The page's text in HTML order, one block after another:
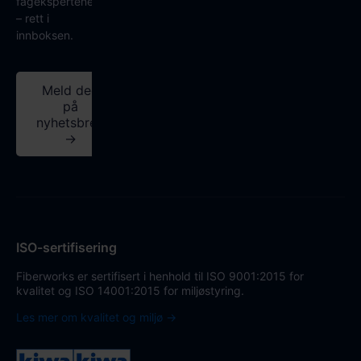
– rett i
innboksen.
Meld deg
på
nyhetsbrev
→
ISO-sertifisering
Fiberworks er sertifisert i henhold til ISO 9001:2015 for
kvalitet og ISO 14001:2015 for miljøstyring.
Les mer om kvalitet og miljø →